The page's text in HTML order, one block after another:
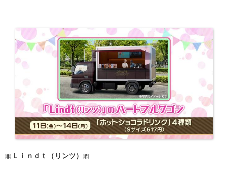
​🎀 Ｌｉｎｄｔ（リンツ） 🎀